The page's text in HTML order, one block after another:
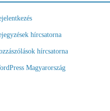
hírcsatorna
hírcsatorna
Magyarország